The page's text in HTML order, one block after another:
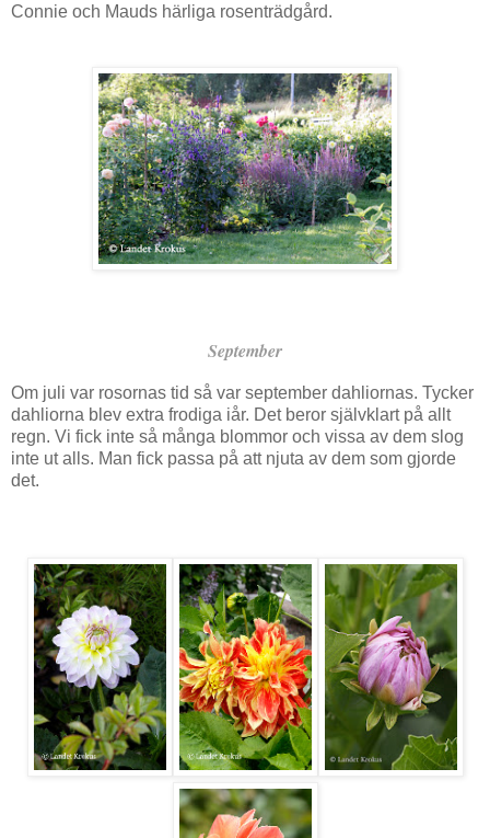
Connie och Mauds härliga rosenträdgård.
September
Om juli var rosornas tid så var september dahliornas. Tycker
dahliorna blev extra frodiga iår. Det beror självklart på allt
regn. Vi fick inte så många blommor och vissa av dem slog
inte ut alls. Man fick passa på att njuta av dem som gjorde
det.